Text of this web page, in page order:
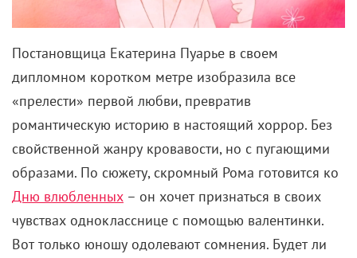
Постановщица Екатерина Пуарье в своем
дипломном коротком метре изобразила все
«прелести» первой любви, превратив
романтическую историю в настоящий хоррор. Без
свойственной жанру кровавости, но с пугающими
образами. По сюжету, скромный Рома готовится ко
Дню влюбленных – он хочет признаться в своих
чувствах однокласснице с помощью валентинки.
Вот только юношу одолевают сомнения. Будет ли